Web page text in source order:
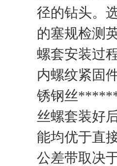
径的钻头。
的塞规检测
螺套安装过
内螺纹紧固
锈钢丝******
丝螺套装好
能均优于直
公差带取决